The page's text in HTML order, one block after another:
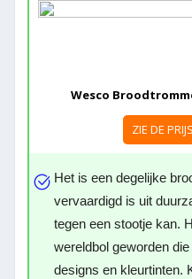
Wesco
ZIE DE
Het is een degelijke
vervaardigd is uit
tegen een stootje kan.
wereldbol geworden
designs en kleurtinten.